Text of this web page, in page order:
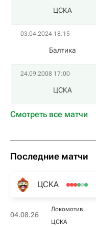
ЦСКА
03.04.2024 18:15
Балтика
24.09.2008 17:00
ЦСКА
Смотреть все матчи
Последние матчи
ЦСКА
04.08.26
Локомотив
ЦСКА